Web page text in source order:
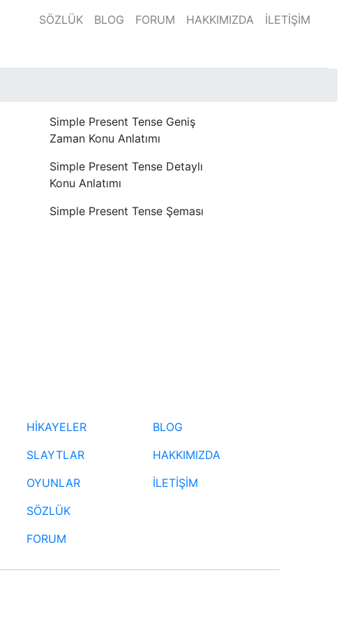
SÖZLÜK BLOG FORUM HAKKIMIZDA İLETİŞİM
Simple Present Tense Geniş
Zaman Konu Anlatımı
Simple Present Tense Detaylı
Konu Anlatımı
Simple Present Tense Şeması
HİKAYELER
SLAYTLAR
OYUNLAR
SÖZLÜK
FORUM
BLOG
HAKKIMIZDA
İLETİŞİM